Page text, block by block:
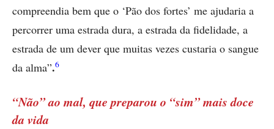
compreendia bem que o ‘Pão dos fortes’ me ajudaria a
percorrer uma estrada dura, a estrada da fidelidade, a
estrada de um dever que muitas vezes custaria o sangue
da alma”.6
“Não” ao mal, que preparou o “sim” mais doce
da vida